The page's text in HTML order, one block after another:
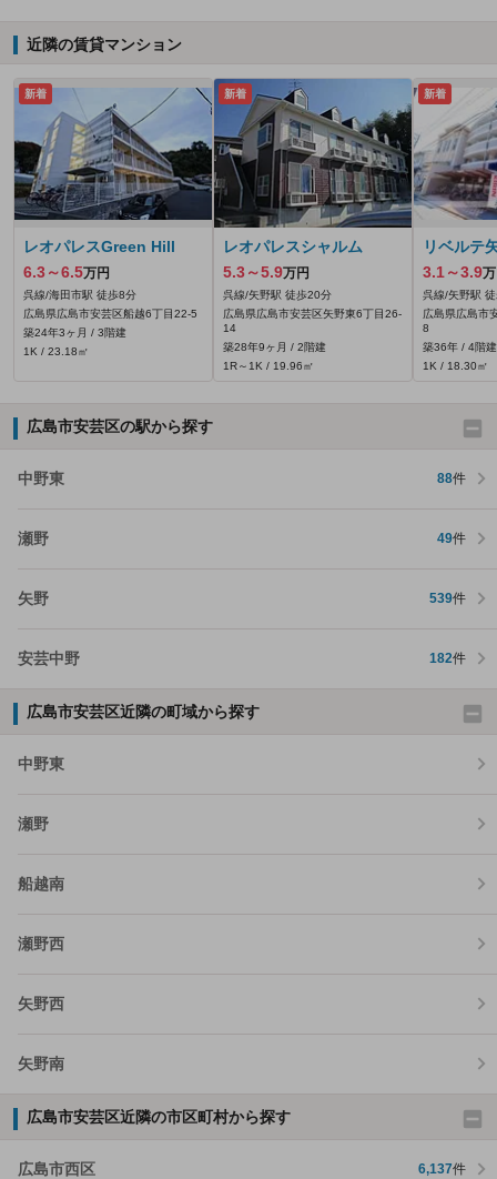
近隣の賃貸マンション
新着
レオパレスGreen Hill
6.3～6.5万円
呉線/海田市駅 徒歩8分
広島県広島市安芸区船越6丁目22-5
築24年3ヶ月 / 3階建
1K / 23.18㎡
新着
レオパレスシャルム
5.3～5.9万円
呉線/矢野駅 徒歩20分
広島県広島市安芸区矢野東6丁目26-
14
築28年9ヶ月 / 2階建
1R～1K / 19.96㎡
新着
リベルテ
3.1～3.9
呉線/矢野駅
広島県広島市
8
築36年 / 4階建
1K / 18.30㎡
広島市安芸区の駅から探す
中野東 88件
瀬野 49件
矢野 539件
安芸中野 182件
広島市安芸区近隣の町域から探す
中野東
瀬野
船越南
瀬野西
矢野西
矢野南
広島市安芸区近隣の市区町村から探す
広島市西区 6,137件